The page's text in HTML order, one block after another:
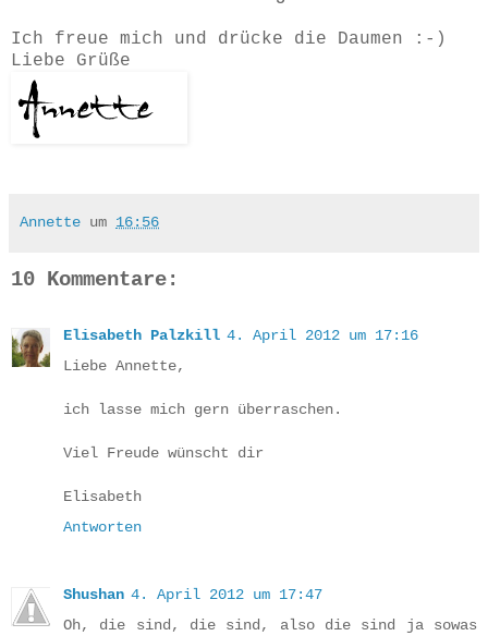
Ich freue mich und drücke die Daumen :-)
Liebe Grüße
Annette um 16:56
10 Kommentare:
Elisabeth Palzkill 4. April 2012 um 17:16
Liebe Annette,
ich lasse mich gern überraschen.
Viel Freude wünscht dir
Elisabeth
Antworten
Shushan 4. April 2012 um 17:47
Oh, die sind, die sind, also die sind ja sowas